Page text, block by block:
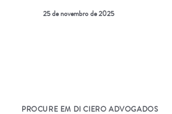
25 de novembro de 2025
PROCURE EM DI CIERO ADVOGADOS